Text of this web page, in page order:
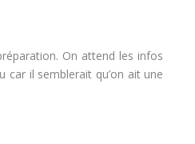
On attend les infos
il semblerait qu’on ait une